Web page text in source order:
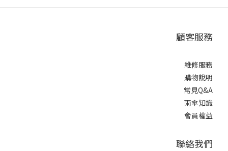
顧客服務
維修服務
購物說明
常見Q&A
雨傘知識
會員權益
聯絡我們